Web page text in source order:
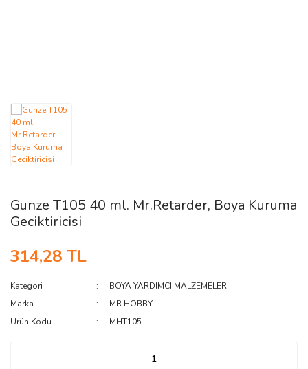
Gunze T105 40 ml. Mr.Retarder, Boya Kuruma
Geciktiricisi
314,28 TL
Kategori
BOYA YARDIMCI MALZEMELER
Marka
MR.HOBBY
Ürün Kodu
MHT105
TEKNİK KİTAP ve KATALOGLAR